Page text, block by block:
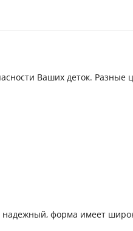
Ваших деток.
форма имеет